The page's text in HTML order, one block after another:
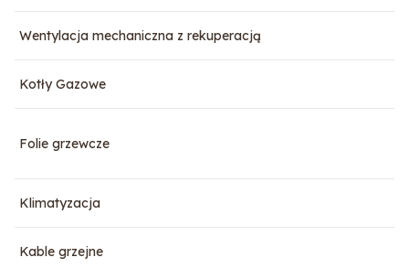
Wentylacja mechaniczna z rekuperacją
Kotły Gazowe
Folie grzewcze
Klimatyzacja
Kable grzejne